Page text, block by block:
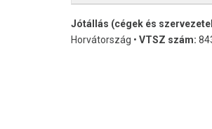
Jótállás (cégek és
Horvátország • VTSZ szám: